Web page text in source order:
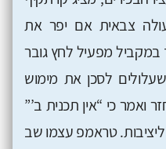
צבאית אם יפר את
מפעיל לחץ גובר
לסכן את מימוש
ואמר כי “אין תכנית ב’”
טראמפ עצמו שב